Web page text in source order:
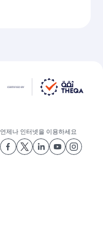
언제나 인터넷을 이용하세요